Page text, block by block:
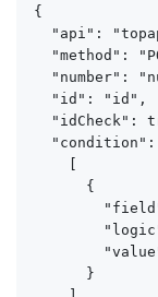
{
"api":
"method":
"number":
  "id": "id",
"idCheck":
"condition":
      {
      }